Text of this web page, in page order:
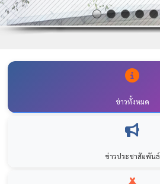
ข่าวทั้งหมด
ข่าวประชาสัมพันธ์